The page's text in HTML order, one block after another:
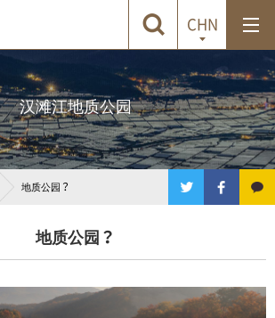
CHN
汉滩江地质公园
地质公园？
地质公园？